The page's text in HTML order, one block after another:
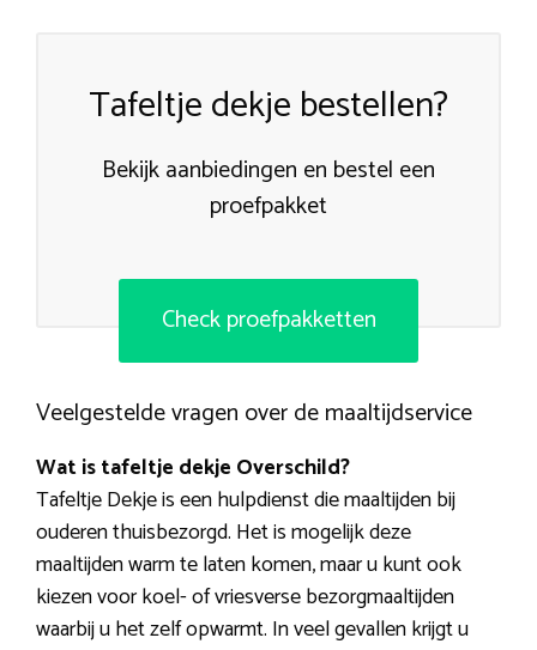
Tafeltje dekje bestellen?
Bekijk aanbiedingen en bestel een
proefpakket
Check proefpakketten
Veelgestelde vragen over de maaltijdservice
Wat is tafeltje dekje Overschild?
Tafeltje Dekje is een hulpdienst die maaltijden bij
ouderen thuisbezorgd. Het is mogelijk deze
maaltijden warm te laten komen, maar u kunt ook
kiezen voor koel- of vriesverse bezorgmaaltijden
waarbij u het zelf opwarmt. In veel gevallen krijgt u